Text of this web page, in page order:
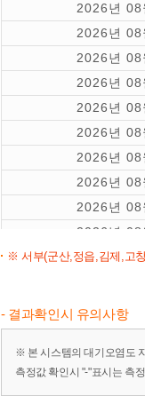
2026년
2026년
2026년
2026년
2026년
2026년
2026년
2026년
2026년
2026년
2026년 08
2026년
※ 서부(군산,정읍,김제,고
- 결과확인시 유의사항
※ 본 시스템의 대기오염도
측정값 확인시 "-"표시는 측